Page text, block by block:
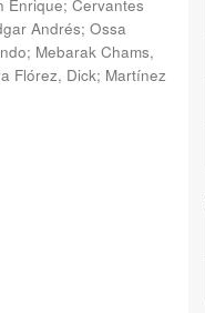
Enrique; Cervantes
Andrés; Ossa
; Mebarak Chams,
Flórez, Dick; Martínez